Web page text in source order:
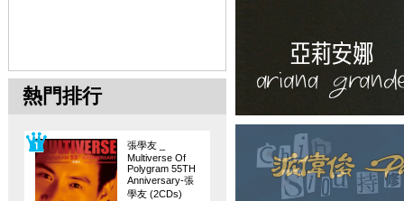
熱門排行
張學友 _
Multiverse Of
Polygram 55TH
Anniversary-張
學友 (2CDs)